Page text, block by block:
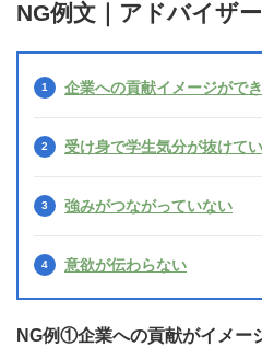
NG例文｜アドバイザ
企業への貢献イメージがで
受け身で学生気分が抜けて
強みがつながっていない
意欲が伝わらない
NG例①企業への貢献がイメー